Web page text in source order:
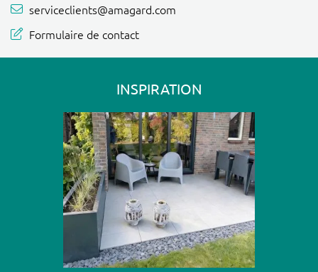
serviceclients@amagard.com
Formulaire de contact
INSPIRATION